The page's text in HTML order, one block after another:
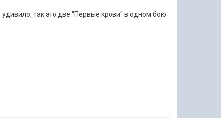
так это две "Первые крови" в одном бою